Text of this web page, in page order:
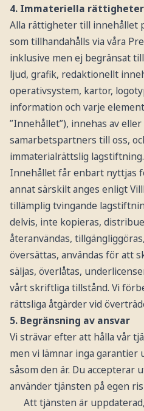
4. Immateriella rättigheter
Alla rättigheter till innehållet
som tillhandahålls via våra
inklusive men ej begränsat
ljud, grafik, redaktionellt
operativsystem, kartor,
information och varje
”Innehållet”), innehas av
samarbetspartners till oss,
immaterialrättslig lagstiftning.
Innehållet får enbart nyttjas
annat särskilt anges enligt
tillämplig tvingande
delvis, inte kopieras,
återanvändas,
översättas, användas för att
säljas, överlåtas,
vårt skriftliga tillstånd. Vi
rättsliga åtgärder vid
5. Begränsning av ansvar
Vi strävar efter att hålla vår
men vi lämnar inga
såsom den är. Du accepterar
använder tjänsten på egen
Att tjänsten är